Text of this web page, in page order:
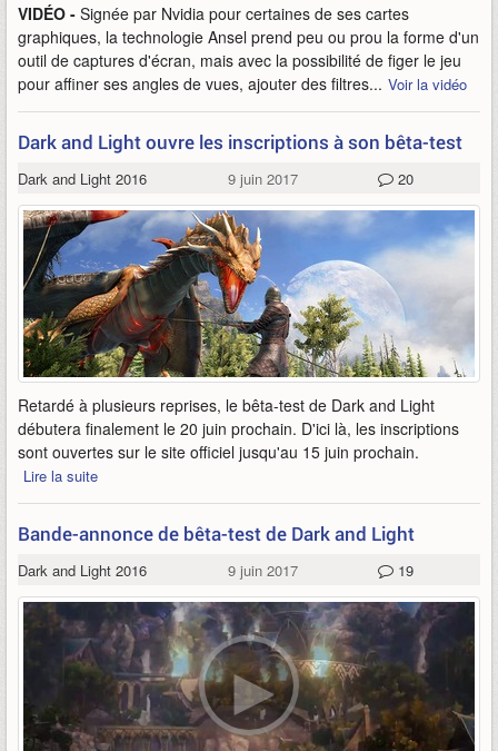
VIDÉO - Signée par Nvidia pour certaines de ses cartes
graphiques, la technologie Ansel prend peu ou prou la forme d'un
outil de captures d'écran, mais avec la possibilité de figer le jeu
pour affiner ses angles de vues, ajouter des filtres... Voir la vidéo
Dark and Light ouvre les inscriptions à son bêta-test
Dark and Light 2016 9 juin 2017 20
Retardé à plusieurs reprises, le bêta-test de Dark and Light
débutera finalement le 20 juin prochain. D'ici là, les inscriptions
sont ouvertes sur le site officiel jusqu'au 15 juin prochain.
Lire la suite
Bande-annonce de bêta-test de Dark and Light
Dark and Light 2016 9 juin 2017 19